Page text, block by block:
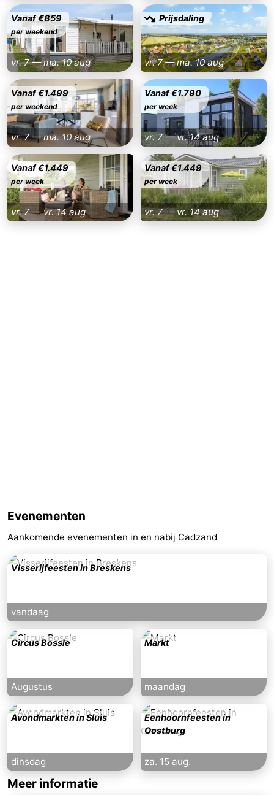
Dorp
Retranchement
Natuur
Het
Zwin
West-
Vlaanderen
Brugge
-
Gent
De
Kust
-
Knokke-
Heist
-
Zeebrugge
-
Vanaf €859
per weekend
vr. 7 — ma. 10 aug
Prijsdaling
vr. 7 — ma. 10 aug
Vanaf €1.499
per weekend
vr. 7 — ma. 10 aug
Vanaf €1.790
per week
vr. 7 — vr. 14 aug
Vanaf €1.449
per week
vr. 7 — vr. 14 aug
Vanaf €1.449
per week
vr. 7 — vr. 14 aug
Evenementen
Aankomende evenementen in en nabij Cadzand
Visserijfeesten in Breskens
vandaag
Circus Bossle
Augustus
Markt
maandag
Avondmarkten in Sluis
dinsdag
Eenhoornfeesten in
Oostburg
za. 15 aug.
Meer informatie